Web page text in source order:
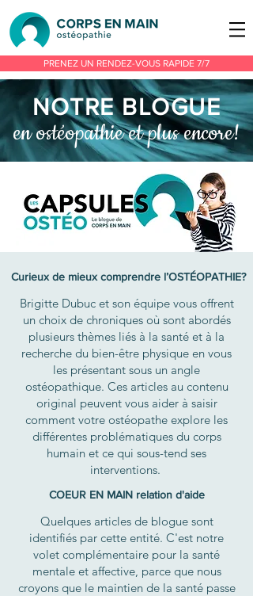
PRENEZ UN RENDEZ-VOUS RAPIDE 7/7
NOTRE BLOGUE
en ostéopathie et plus encore!
Curieux de mieux comprendre l’OSTÉOPATHIE?
Brigitte Dubuc et son équipe vous offrent
un choix de chroniques où sont abordés
plusieurs thèmes liés à la santé et à la
recherche du bien-être physique en vous
les présentant sous un angle
ostéopathique. Ces articles au contenu
original peuvent vous aider à saisir
comment votre ostéopathe explore les
différentes problématiques du corps
humain et ce qui sous-tend ses
interventions.
COEUR EN MAIN relation d'aide
Quelques articles de blogue sont
identifiés par cette entité. C'est notre
volet complémentaire pour la santé
mentale et affective, parce que nous
croyons que le maintien de la santé passe